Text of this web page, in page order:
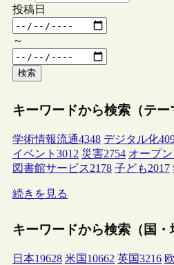
投稿日
～
検索
キーワードから検索（テー
学術情報流通4348 デジタル化
イベント 3012 災害2754 オープ
図書館サービス2178 子ども2017
続きを見る
キーワードから検索（国・
日本19628 米国 10662 英国3216